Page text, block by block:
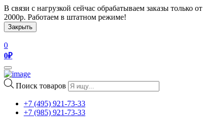
В связи с нагрузкой сейчас обрабатываем заказы только от
2000р. Работаем в штатном режиме!
Закрыть
0
0₽
Toggle
navigation
Поиск товаров
+7 (495) 921-73-33
+7 (985) 921-73-33